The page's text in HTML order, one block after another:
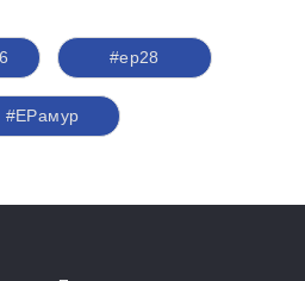
#ер28
#ЕРамур